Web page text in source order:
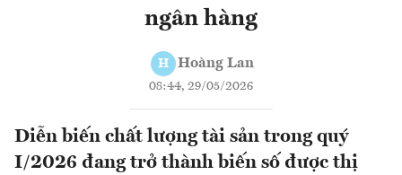
ngân hàng
H Hoàng Lan
08:44, 29/05/2026
Diễn biến chất lượng tài sản trong quý
I/2026 đang trở thành biến số được thị